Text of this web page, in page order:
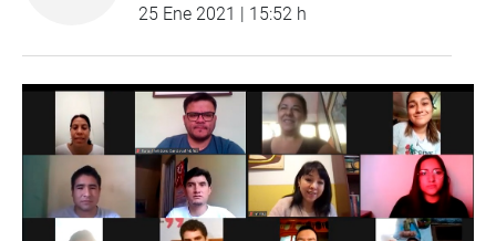
25 Ene 2021 | 15:52 h